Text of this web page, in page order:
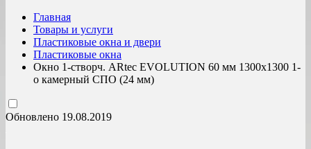
Главная
Товары и услуги
Пластиковые окна и двери
Пластиковые окна
Окно 1-створч. ARtec EVOLUTION 60 мм 1300х1300 1-
о камерный СПО (24 мм)
Обновлено 19.08.2019